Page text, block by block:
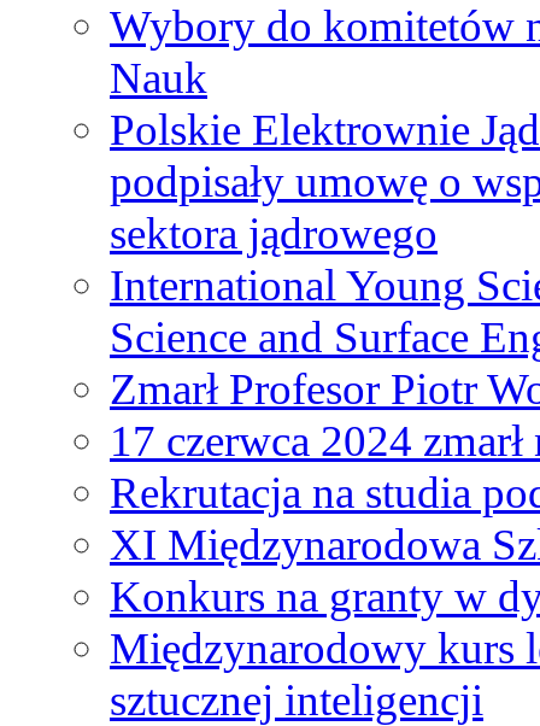
Wybory do komitetów
Nauk
Polskie Elektrownie
podpisały umowę o
sektora jądrowego
International Young
Science and Surface
Zmarł Profesor Piotr
17 czerwca 2024
Rekrutacja na studia
XI Międzynarodowa
Konkurs na granty w
Międzynarodowy kurs
sztucznej inteligencji